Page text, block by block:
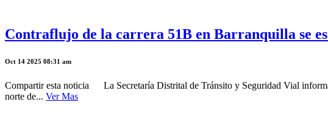
Contraflujo de la carrera 51B en Barranquilla se
Oct 14 2025 08:31 am
Compartir esta noticia La Secretaría Distrital de Tránsito y Seguridad Vial
norte de... Ver Mas